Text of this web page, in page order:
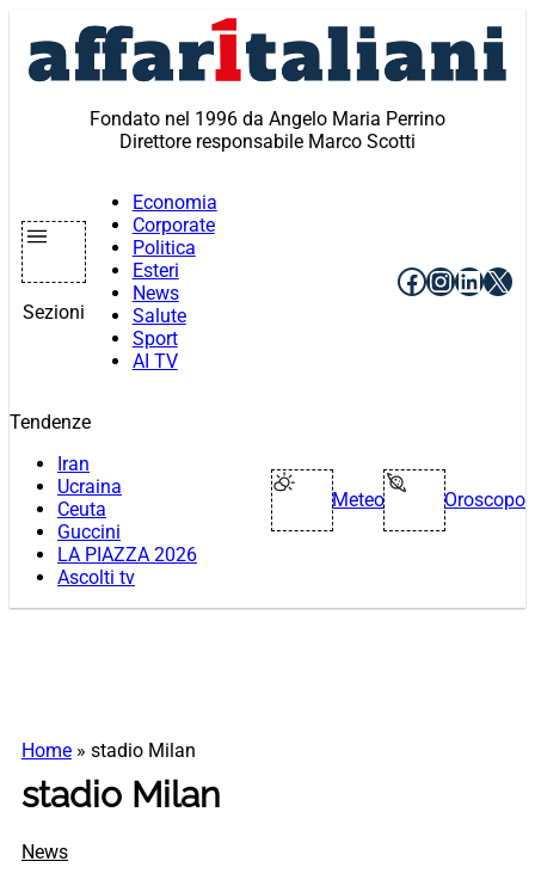
contenuto
Fondato nel 1996 da Angelo Maria Perrino
Direttore responsabile Marco Scotti
Sezioni
Economia
Corporate
Politica
Esteri
News
Salute
Sport
AI TV
Facebook
X
Tendenze
Iran
Ucraina
Ceuta
Guccini
LA PIAZZA 2026
Ascolti tv
Meteo Oroscopo
Home » stadio Milan
stadio Milan
News